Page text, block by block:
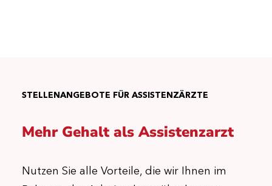
STELLENANGEBOTE FÜR ASSISTENZÄRZTE
Mehr Gehalt als Assistenzarzt
Nutzen Sie alle Vorteile, die wir Ihnen im